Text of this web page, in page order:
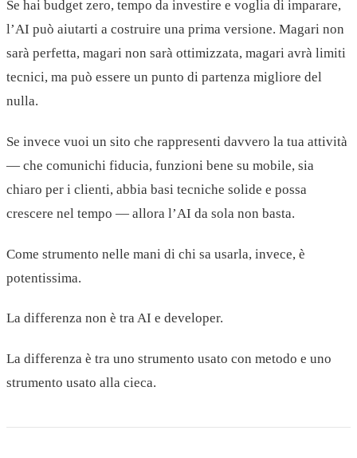
Se hai budget zero, tempo da investire e voglia di imparare,
l’AI può aiutarti a costruire una prima versione. Magari non
sarà perfetta, magari non sarà ottimizzata, magari avrà limiti
tecnici, ma può essere un punto di partenza migliore del
nulla.
Se invece vuoi un sito che rappresenti davvero la tua attività
— che comunichi fiducia, funzioni bene su mobile, sia
chiaro per i clienti, abbia basi tecniche solide e possa
crescere nel tempo — allora l’AI da sola non basta.
Come strumento nelle mani di chi sa usarla, invece, è
potentissima.
La differenza non è tra AI e developer.
La differenza è tra uno strumento usato con metodo e uno
strumento usato alla cieca.